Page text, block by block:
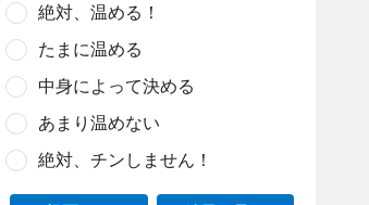
絶対、温める！
たまに温める
中身によって決める
あまり温めない
絶対、チンしません！